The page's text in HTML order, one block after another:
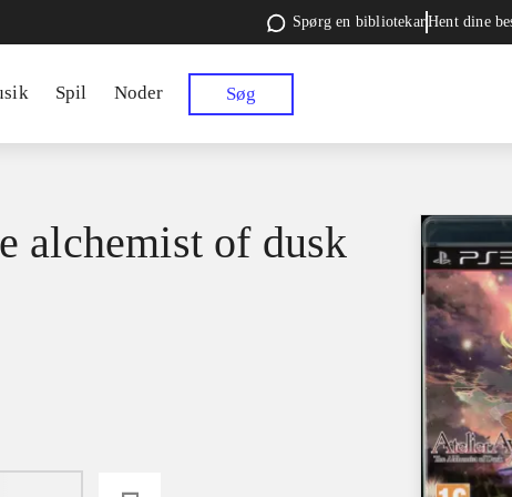
Spørg en bibliotekarHent dine
Spil Noder Søg
alchemist of dusk